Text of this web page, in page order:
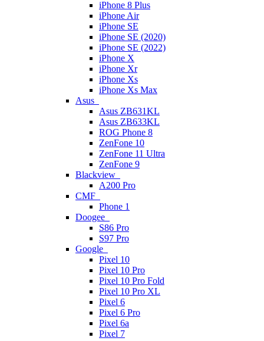
iPhone 8 Plus
iPhone Air
iPhone SE
iPhone SE (2020)
iPhone SE (2022)
iPhone X
iPhone Xr
iPhone Xs
iPhone Xs Max
Asus
Asus ZB631KL
Asus ZB633KL
ROG Phone 8
ZenFone 10
ZenFone 11 Ultra
ZenFone 9
Blackview
A200 Pro
CMF
Phone 1
Doogee
S86 Pro
S97 Pro
Google
Pixel 10
Pixel 10 Pro
Pixel 10 Pro Fold
Pixel 10 Pro XL
Pixel 6
Pixel 6 Pro
Pixel 6a
Pixel 7